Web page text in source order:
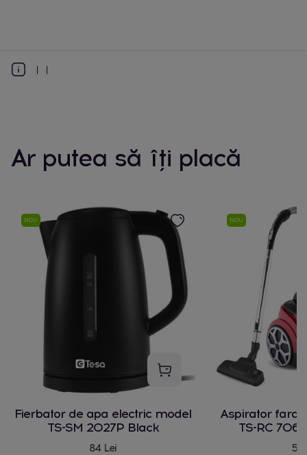
Ar putea să îți placă
NOU
Fierbator de apa electric model
TS-SM 2027P Black
84 Lei
NOU
Aspirator fara
TS-RC 706